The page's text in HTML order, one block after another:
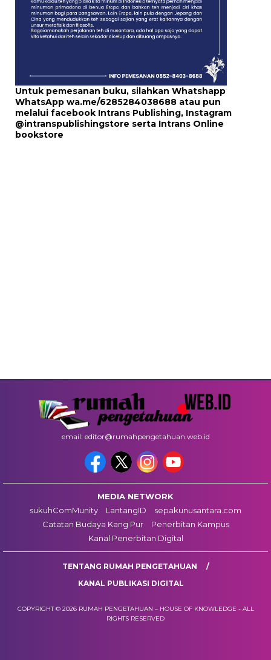
Untuk pemesanan buku, silahkan Whatshapp
WhatsApp wa.me/6285284038688 atau pun
melalui facebook Intrans Publishing, Instagram
@intranspublishingstore serta Intrans Online
bookstore
email: editor@rumahpengetahuan.web.id
MEDIA NETWORK
sukuhComMunity
LantangID
sepakunusantara.com
Catatan Budaya Kang Pur
Penerbitan Kampus
Kanal Penerbitan Digital
TENTANG RUMAH PENGETAHUAN
KANAL PUBLIKASI DIGITAL
COPYRIGHT © 2026 RUMAH PENGETAHUAN – HOUSE OF KNOWLEDGE - ALL
RIGHTS RESERVED